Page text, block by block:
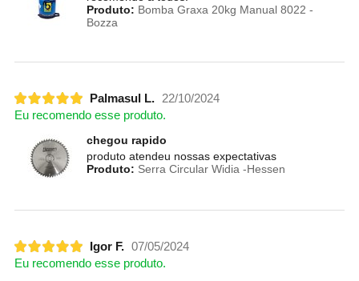
Produto: Bomba Graxa 20kg Manual 8022 -
Bozza
Palmasul L.
22/10/2024
Eu recomendo esse produto.
chegou rapido
produto atendeu nossas expectativas
Produto: Serra Circular Widia -Hessen
Igor F. 07/05/2024
Eu recomendo esse produto.